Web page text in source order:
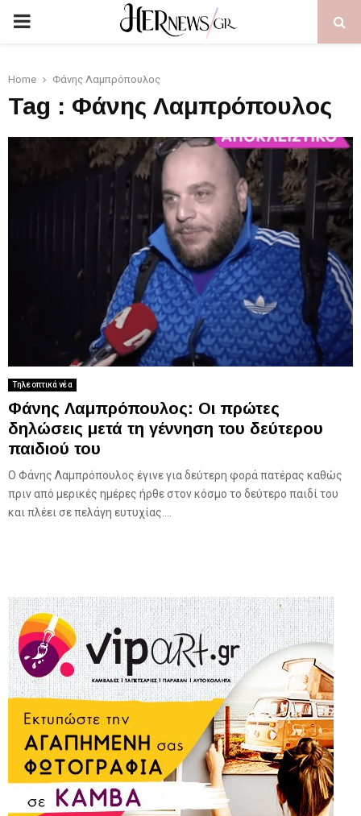
PRIMARY
Home Φάνης Λαμπρόπουλος
Tag : Φάνης Λαμπρόπουλος
Τηλεοπτικά νέα
Φάνης Λαμπρόπουλος: Οι πρώτες
δηλώσεις μετά τη γέννηση του δεύτερου
παιδιού του
Ο Φάνης Λαμπρόπουλος έγινε για δεύτερη φορά πατέρας καθώς
πριν από μερικές ημέρες ήρθε στον κόσμο το δεύτερο παιδί του
και πλέει σε πελάγη ευτυχίας....